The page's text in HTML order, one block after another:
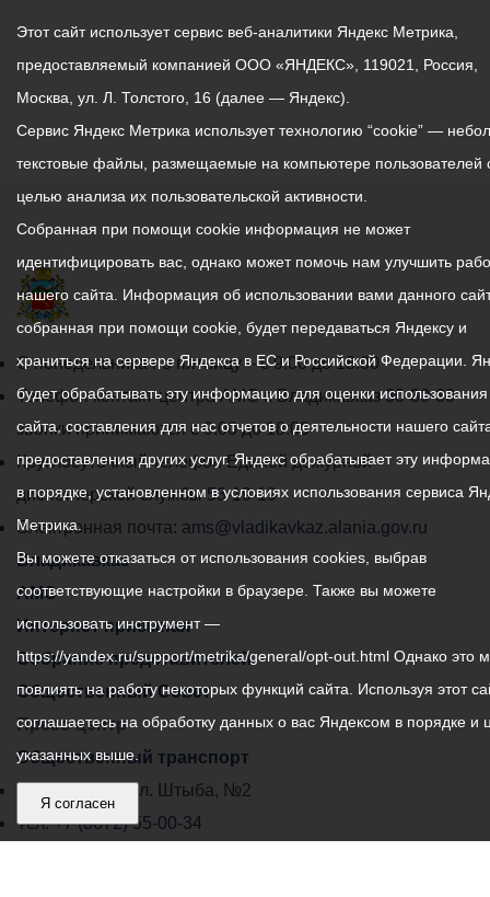
График
работы
администрации
местного
самоуправления
города
Владикавказ:
С понедельника по пятницу – с 9.00 до 18.00
Телефон контакт-центра АМС г. Владикавказ30-30-30
звонки принимаются с 9:00 до 18:00
Круглосуточный телефон Единой дежурной
диспетчерской службы53-19-19
Электронная почта: ams@vladikavkaz.alania.gov.ru
Владикавказ
АМС
Интернет приемная
Собрание представителей
Общественный Совет
Пресс-центр
Общественный транспорт
Владикавказ, пл. Штыба, №2
Тел:+7 (8672) 55-00-34
Этот сайт использует сервис веб-аналитики Яндекс Метрика,
предоставляемый компанией ООО «ЯНДЕКС», 119021, Россия,
Москва, ул. Л. Толстого, 16 (далее — Яндекс).
Сервис Яндекс Метрика использует технологию “cookie” —
текстовые файлы, размещаемые на компьютере пользователей
целью анализа их пользовательской активности.
Собранная при помощи cookie информация не может
идентифицировать вас, однако может помочь нам улучшить
нашего сайта. Информация об использовании вами данного
собранная при помощи cookie, будет передаваться Яндексу и
храниться на сервере Яндекса в ЕС и Российской Федерации.
будет обрабатывать эту информацию для оценки
сайта, составления для нас отчетов о деятельности нашего
предоставления других услуг. Яндекс обрабатывает эту
в порядке, установленном в условиях использования сервиса
Метрика.
Вы можете отказаться от использования cookies, выбрав
соответствующие настройки в браузере. Также вы можете
использовать инструмент —
https://yandex.ru/support/metrika/general/opt-out.html Однако это
повлиять на работу некоторых функций сайта. Используя этот
соглашаетесь на обработку данных о вас Яндексом в порядке и
указанных выше.
Я согласен